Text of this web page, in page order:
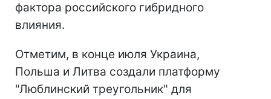
фактора российского гибридного
влияния.
Отметим, в конце июля Украина,
Польша и Литва создали платформу
"Люблинский треугольник" для